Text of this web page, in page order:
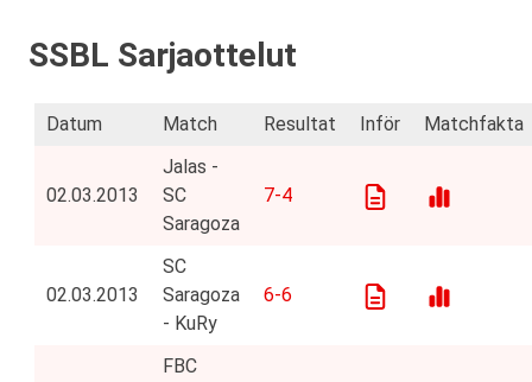
SSBL Sarjaottelut
Datum Match Resultat Inför Matchfakta
02.03.2013
Jalas -
SC
Saragoza
7-4
02.03.2013
SC
Saragoza
- KuRy
6-6
FBC